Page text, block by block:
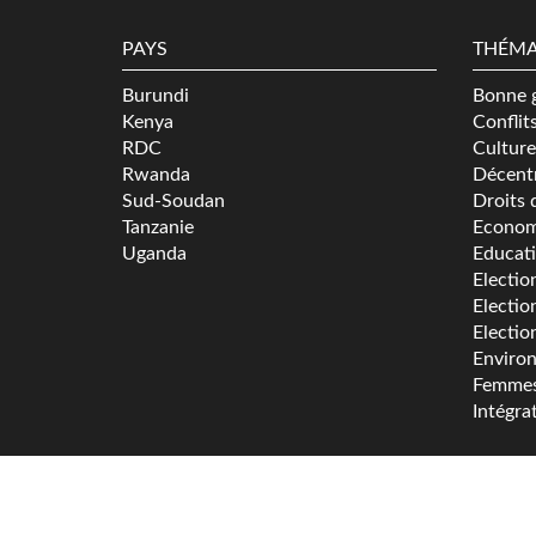
PAYS
Burundi
Kenya
RDC
Rwanda
Sud-Soudan
Tanzanie
Uganda
Bonne
Culture
Droits